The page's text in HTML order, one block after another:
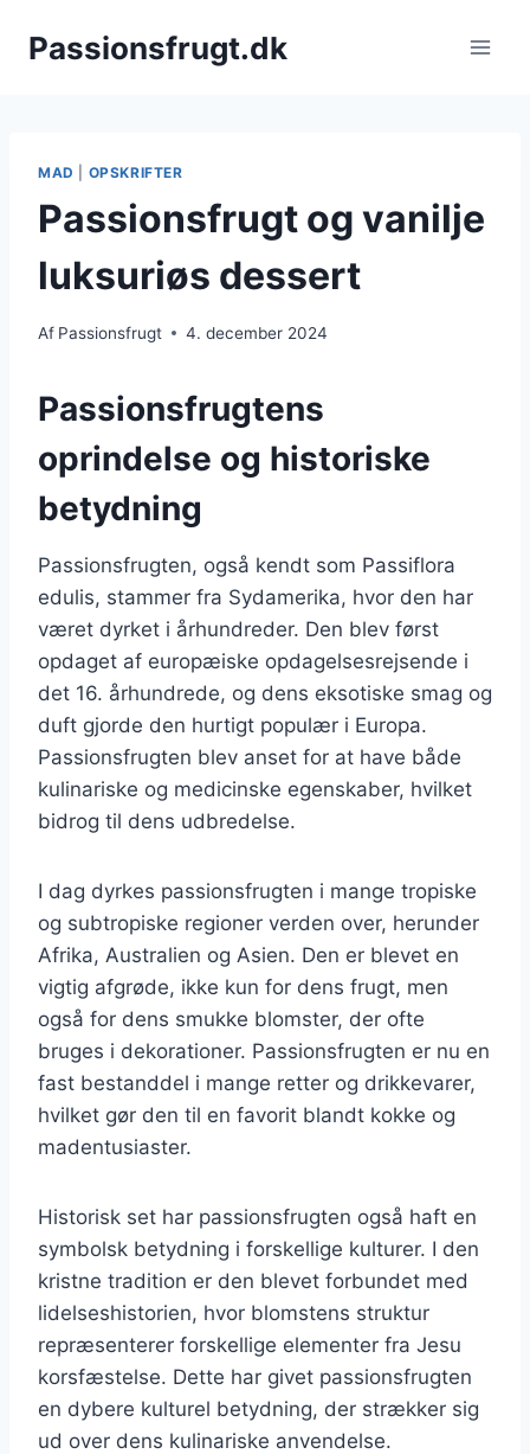
Passionsfrugt.dk
MAD OPSKRIFTER
Passionsfrugt og vanilje
luksuriøs dessert
Af Passionsfrugt 4. december 2024
Passionsfrugtens
oprindelse og historiske
betydning
Passionsfrugten, også kendt som Passiflora
edulis, stammer fra Sydamerika, hvor den har
været dyrket i århundreder. Den blev først
opdaget af europæiske opdagelsesrejsende i
det 16. århundrede, og dens eksotiske smag og
duft gjorde den hurtigt populær i Europa.
Passionsfrugten blev anset for at have både
kulinariske og medicinske egenskaber, hvilket
bidrog til dens udbredelse.
I dag dyrkes passionsfrugten i mange tropiske
og subtropiske regioner verden over, herunder
Afrika, Australien og Asien. Den er blevet en
vigtig afgrøde, ikke kun for dens frugt, men
også for dens smukke blomster, der ofte
bruges i dekorationer. Passionsfrugten er nu en
fast bestanddel i mange retter og drikkevarer,
hvilket gør den til en favorit blandt kokke og
madentusiaster.
Historisk set har passionsfrugten også haft en
symbolsk betydning i forskellige kulturer. I den
kristne tradition er den blevet forbundet med
lidelseshistorien, hvor blomstens struktur
repræsenterer forskellige elementer fra Jesu
korsfæstelse. Dette har givet passionsfrugten
en dybere kulturel betydning, der strækker sig
ud over dens kulinariske anvendelse.